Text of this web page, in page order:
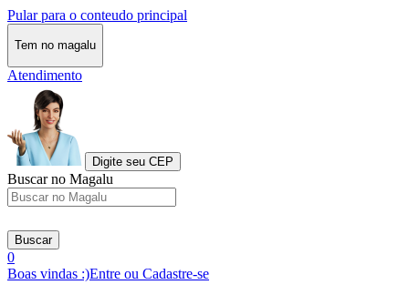
Pular para o conteudo principal
Tem no magalu
Atendimento
Digite seu CEP
Buscar no Magalu
Buscar
0
Boas vindas :)Entre ou Cadastre-se